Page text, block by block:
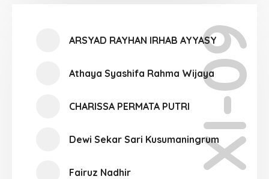
XI-09
ARSYAD RAYHAN IRHAB AYYASY
Athaya Syashifa Rahma Wijaya
CHARISSA PERMATA PUTRI
Dewi Sekar Sari Kusumaningrum
Fairuz Nadhir